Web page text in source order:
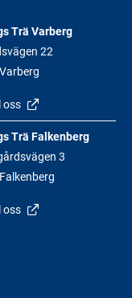
Trä Varberg
22
oss
Trä Falkenberg
3
oss